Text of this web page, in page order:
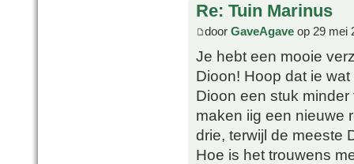
Re: Tuin Marinus
door GaveAgave op 29 mei
Je hebt een mooie
Dioon! Hoop dat ie
Dioon een stuk
maken iig een nieuwe
drie, terwijl de meeste
Hoe is het trouwens